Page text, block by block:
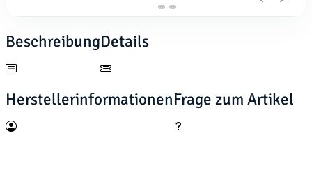
BeschreibungDetails
HerstellerinformationenFrage zum Artikel